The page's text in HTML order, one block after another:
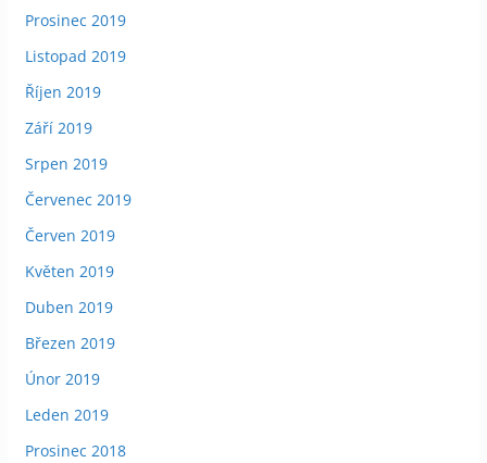
Prosinec 2019
Listopad 2019
Říjen 2019
Září 2019
Srpen 2019
Červenec 2019
Červen 2019
Květen 2019
Duben 2019
Březen 2019
Únor 2019
Leden 2019
Prosinec 2018